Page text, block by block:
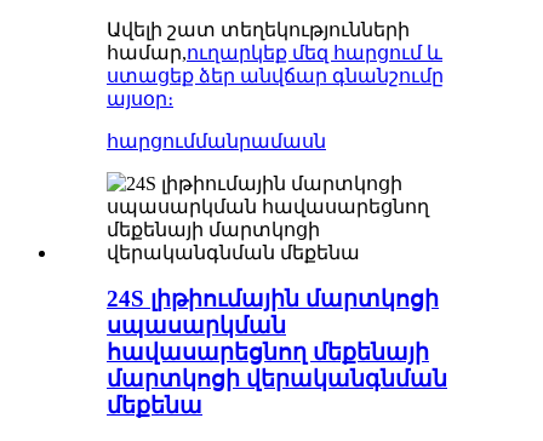
Ավելի շատ տեղեկությունների
համար,ուղարկեք մեզ հարցում և
ստացեք ձեր անվճար գնանշումը
այսօր։
հարցումմանրամասն
24S լիթիումային մարտկոցի
սպասարկման
հավասարեցնող մեքենայի
մարտկոցի վերականգնման
մեքենա